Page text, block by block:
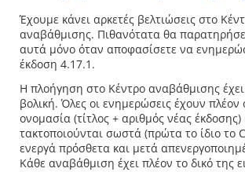
Έχουμε κάνει αρκετές βελτιώσεις στο
αναβάθμισης. Πιθανότατα θα
αυτά μόνο όταν αποφασίσετε να
έκδοση 4.17.1.
Η πλοήγηση στο Κέντρο αναβάθμισης έχει
βολική. Όλες οι ενημερώσεις έχουν
ονομασία (τίτλος + αριθμός νέας έκδοσης)
τακτοποιούνται σωστά (πρώτα το ίδιο το
ενεργά πρόσθετα και μετά
Κάθε αναβάθμιση έχει πλέον το δικό της